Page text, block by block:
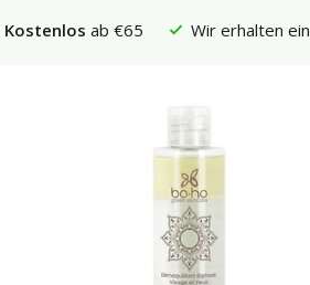
Kostenlos ab €65 Wir erhalten